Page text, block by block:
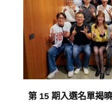
第 15 期入選名單揭